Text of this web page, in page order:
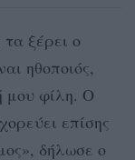
ξέρει ο
ηθοποιός,
μου φίλη. Ο
επίσης
δήλωσε ο